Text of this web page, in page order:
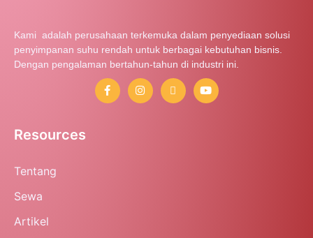
Kami adalah perusahaan terkemuka dalam penyediaan solusi
penyimpanan suhu rendah untuk berbagai kebutuhan bisnis.
Dengan pengalaman bertahun-tahun di industri ini.
Resources
Tentang
Sewa
Artikel